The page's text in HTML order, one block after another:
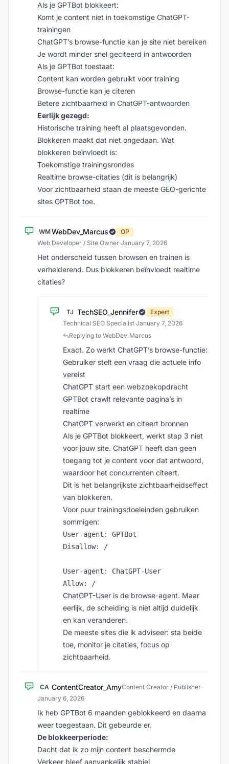
Als je GPTBot blokkeert:
Komt je content niet in toekomstige ChatGPT-
trainingen
ChatGPT’s browse-functie kan je site niet bereiken
Je wordt minder snel geciteerd in antwoorden
Als je GPTBot toestaat:
Content kan worden gebruikt voor training
Browse-functie kan je citeren
Betere zichtbaarheid in ChatGPT-antwoorden
Eerlijk gezegd:
Historische training heeft al plaatsgevonden.
Blokkeren maakt dat niet ongedaan. Wat
blokkeren beïnvloedt is:
Toekomstige trainingsrondes
Realtime browse-citaties (dit is belangrijk)
Voor zichtbaarheid staan de meeste GEO-gerichte
sites GPTBot toe.
WMWebDev_Marcus
OP
Web Developer / Site Owner·January 7, 2026
Het onderscheid tussen browsen en trainen is
verhelderend. Dus blokkeren beïnvloedt realtime
citaties?
TJ TechSEO_Jennifer
Expert
Technical SEO Specialist·January 7, 2026
Replying to WebDev_Marcus
Exact. Zo werkt ChatGPT’s browse-functie:
Gebruiker stelt een vraag die actuele info
vereist
ChatGPT start een webzoekopdracht
GPTBot crawlt relevante pagina’s in
realtime
ChatGPT verwerkt en citeert bronnen
Als je GPTBot blokkeert, werkt stap 3 niet
voor jouw site. ChatGPT heeft dan geen
toegang tot je content voor dat antwoord,
waardoor het concurrenten citeert.
Dit is het belangrijkste zichtbaarheidseffect
van blokkeren.
Voor puur trainingsdoeleinden gebruiken
sommigen:
User-agent: GPTBot
Disallow: /
User-agent: ChatGPT-User
ChatGPT-User is de browse-agent. Maar
eerlijk, de scheiding is niet altijd duidelijk
en kan veranderen.
De meeste sites die ik adviseer: sta beide
toe, monitor je citaties, focus op
zichtbaarheid.
CA ContentCreator_AmyContent Creator / Publisher·
January 6, 2026
Ik heb GPTBot 6 maanden geblokkeerd en daarna
weer toegestaan. Dit gebeurde er.
De blokkeerperiode:
Dacht dat ik zo mijn content beschermde
Verkeer bleef aanvankelijk stabiel